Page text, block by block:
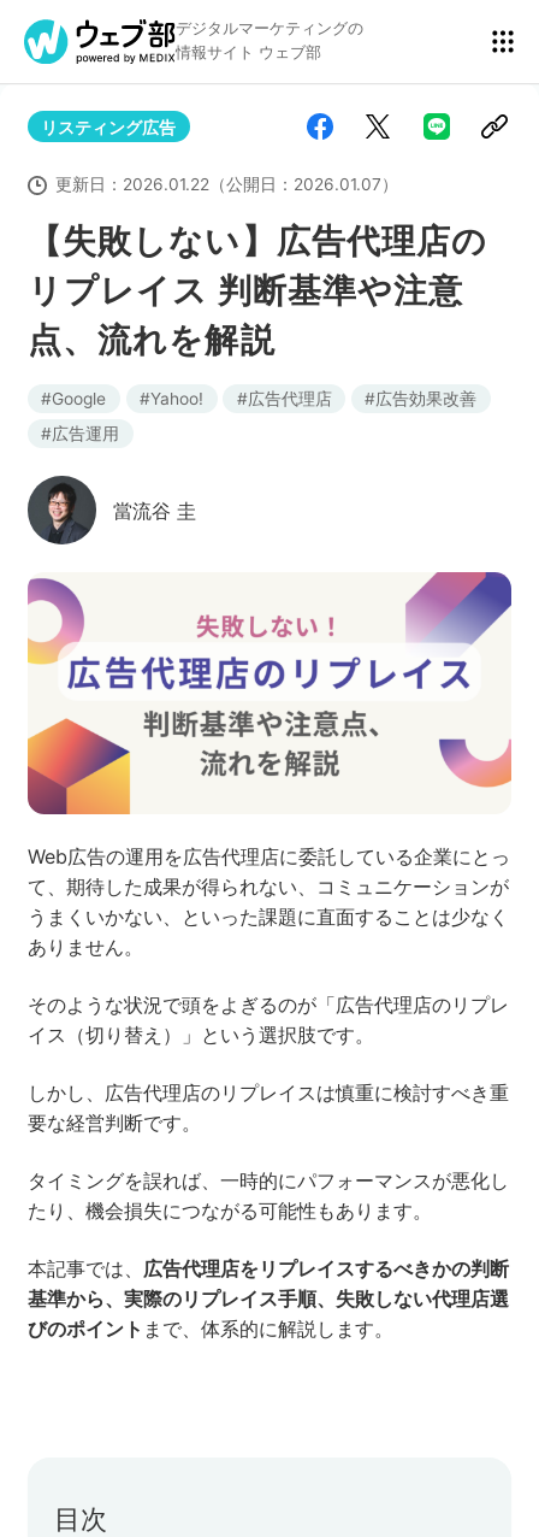
デジタルマーケティングの
情報サイト ウェブ部
リスティング広告 BtoBマーケティング
アクセス解析 ディスプレイ広告
アドテクノロジー 広告クリエイティブ
Webサイト構築
ネット市場調査データ フィード広告
SEO ホワイトペーパー
Google Cloud／BI
セミナー
株式会社メディックス
お問い合わせ
プライバシーポリシー
【失敗しない】広告代理店の
リプレイス 判断基準や注意
点、流れを解説
リスティング広告
更新日： 2026.01.22（公開日： 2026.01.07）
Google Yahoo! 広告代理店
広告効果改善
広告運用
當流谷 圭
Web広告の運用を広告代理店に委託している企業にとっ
て、期待した成果が得られない、コミュニケーションが
うまくいかない、といった課題に直面することは少なく
ありません。
そのような状況で頭をよぎるのが「広告代理店のリプレ
イス（切り替え）」という選択肢です。
しかし、広告代理店のリプレイスは慎重に検討すべき重
要な経営判断です。
タイミングを誤れば、一時的にパフォーマンスが悪化し
たり、機会損失につながる可能性もあります。
本記事では、 広告代理店をリプレイスするべきかの判断
基準から、実際のリプレイス手順、失敗しない代理店選
びのポイント まで、体系的に解説します。
目次